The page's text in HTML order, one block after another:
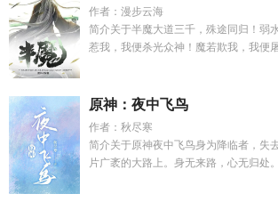
作者：漫步云海
简介关于半魔大道三千，殊途同归！弱
惹我，我便杀光众神！魔若欺我，我便
原神：夜中飞鸟
作者：秋尽寒
简介关于原神夜中飞鸟身为降临者，失
片广袤的大路上。身无来路，心无归处